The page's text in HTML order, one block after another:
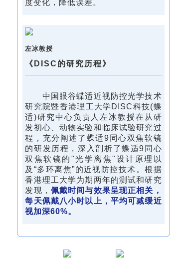
度变化，降低误差。
左冰教授
《DISC的研究历程》
中国眼谷蝶适近视防控光学技术
研究院暨香港理工大学DISC科技(蝶
适)研究中心负责人左冰教授在从研
发初心、动物实验和临床试验研究过
程，充分阐述了蝶适9同心双焦软镜
的研发历程，深入剖析了蝶适9同心
双焦软镜的"光学离焦"设计原理以
及“多环离焦”的近视防控技术。根据
香港理工大学为期两年的测试和研究
发现， 佩戴时间与效果呈现正相关，
每天佩戴八小时以上，平均可减缓近
视加深60%。